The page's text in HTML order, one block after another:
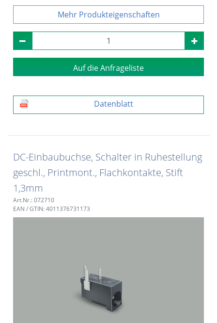
Produkteigenschaften
Auf die Anfrageliste
Datenblatt
DC-Einbaubuchse, Schalter in Ruhestellung
geschl., Printmont., Flachkontakte, Stift
1,3mm
Art.Nr.: 072710
EAN / GTIN: 4011376731173